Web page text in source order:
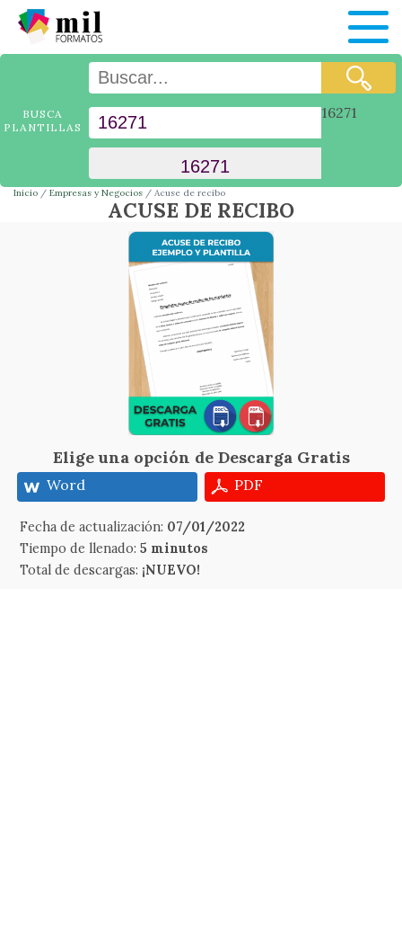
BUSCA
PLANTILLAS
16271
Inicio Empresas y Negocios Acuse de recibo
ACUSE DE RECIBO
Elige una opción de Descarga Gratis
Word PDF
Fecha de actualización: 07/01/2022
Tiempo de llenado:5 minutos
Total de descargas: ¡NUEVO!